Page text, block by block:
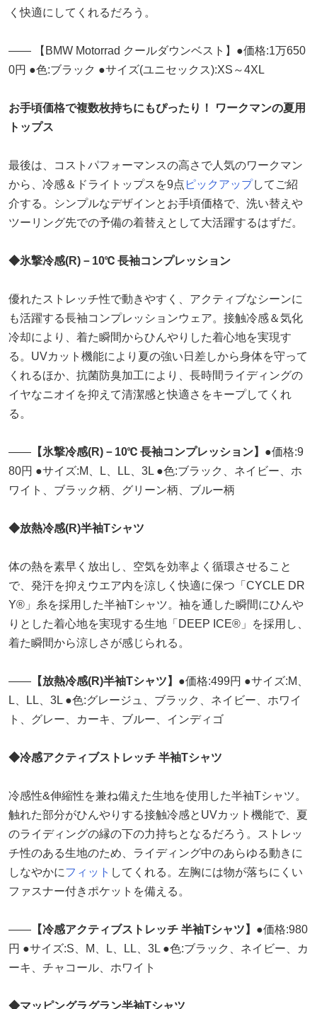
く快適にしてくれるだろう。
―― 【BMW Motorrad クールダウンベスト】●価格:1万650
0円 ●色:ブラック ●サイズ(ユニセックス):XS～4XL
お手頃価格で複数枚持ちにもぴったり！ ワークマンの夏用
トップス
最後は、コストパフォーマンスの高さで人気のワークマン
から、冷感＆ドライトップスを9点 ピックアップしてご紹
介する。シンプルなデザインとお手頃価格で、洗い替えや
ツーリング先での予備の着替えとして大活躍するはずだ。
◆氷撃冷感(R)－10℃ 長袖コンプレッション
優れたストレッチ性で動きやすく、アクティブなシーンに
も活躍する長袖コンプレッションウェア。接触冷感＆気化
冷却により、着た瞬間からひんやりした着心地を実現す
る。UVカット機能により夏の強い日差しから身体を守って
くれるほか、抗菌防臭加工により、長時間ライディングの
イヤなニオイを抑えて清潔感と快適さをキープしてくれ
る。
―― 【氷撃冷感(R)－10℃ 長袖コンプレッション】 ●価格:9
80円 ●サイズ:M、L、LL、3L ●色:ブラック、ネイビー、ホ
ワイト、ブラック柄、グリーン柄、ブルー柄
◆放熱冷感(R)半袖Tシャツ
体の熱を素早く放出し、空気を効率よく循環させること
で、発汗を抑えウエア内を涼しく快適に保つ「CYCLE DR
Y®」糸を採用した半袖Tシャツ。袖を通した瞬間にひんや
りとした着心地を実現する生地「DEEP ICE®」を採用し、
着た瞬間から涼しさが感じられる。
―― 【放熱冷感(R)半袖Tシャツ】 ●価格:499円 ●サイズ:M、
L、LL、3L ●色:グレージュ、ブラック、ネイビー、ホワイ
ト、グレー、カーキ、ブルー、インディゴ
◆冷感アクティブストレッチ 半袖Tシャツ
冷感性&伸縮性を兼ね備えた生地を使用した半袖Tシャツ。
触れた部分がひんやりする接触冷感とUVカット機能で、夏
のライディングの縁の下の力持ちとなるだろう。ストレッ
チ性のある生地のため、ライディング中のあらゆる動きに
しなやかにフィット してくれる。左胸には物が落ちにくい
ファスナー付きポケットを備える。
―― 【冷感アクティブストレッチ 半袖Tシャツ】 ●価格:980
円 ●サイズ:S、M、L、LL、3L ●色:ブラック、ネイビー、カ
ーキ、チャコール、ホワイト
◆マッピングラグラン半袖Tシャツ